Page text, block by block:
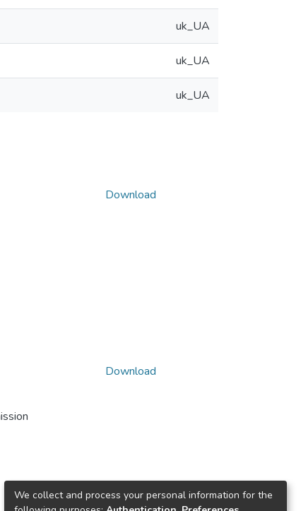
uk_UA
uk_UA
uk_UA
Download
Download
We collect and process your personal information for the